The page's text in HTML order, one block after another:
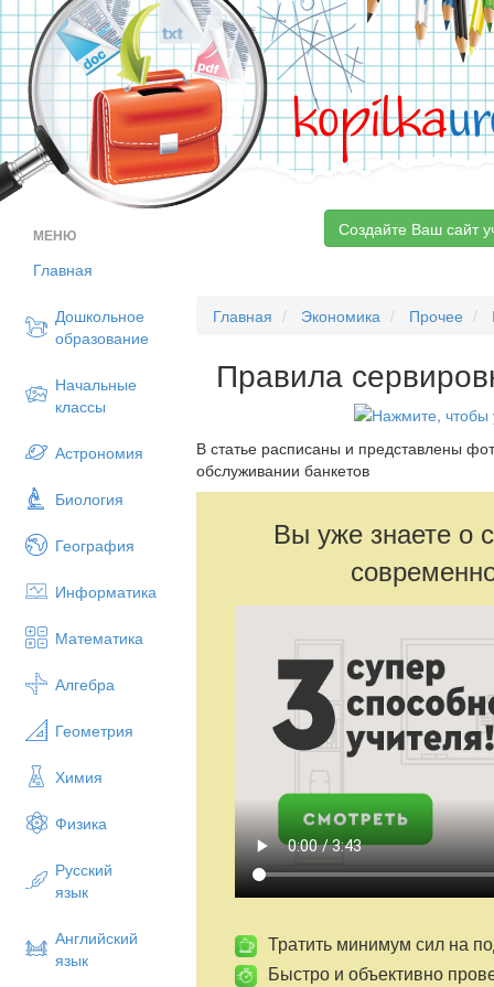
kopilka
МЕНЮ
Главная
Дошкольное
образование
Начальные
классы
Астрономия
Биология
География
Информатика
Математика
Алгебра
Геометрия
Химия
Физика
Русский
язык
Английский
язык
Создайте Ваш сайт
Главная Экономика Прочее
Правила
В статье расписаны и представлены
обслуживании банкетов
Вы уже знаете о
Тратить минимум сил на
Быстро и объективно